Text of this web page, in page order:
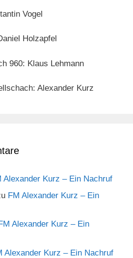
Vogel
Holzapfel
960: Klaus Lehmann
Alexander Kurz
Alexander Kurz – Ein Nachruf
FM Alexander Kurz – Ein
Alexander Kurz – Ein
Alexander Kurz – Ein Nachruf